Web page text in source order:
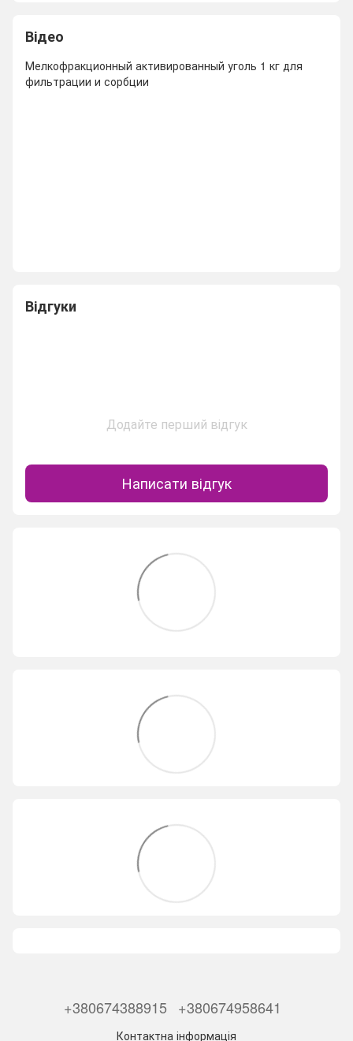
Відео
Мелкофракционный активированный уголь 1 кг для
фильтрации и сорбции
Відгуки
Додайте перший відгук
Написати відгук
+380674388915 +380674958641
Контактна інформація